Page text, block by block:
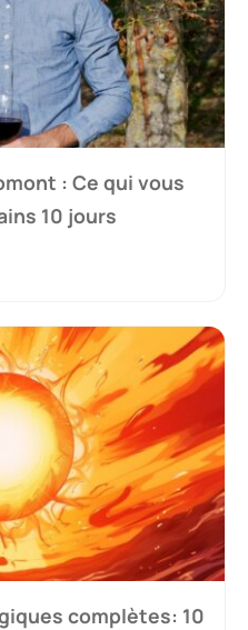
: Ce qui vous
10 jours
complètes: 10